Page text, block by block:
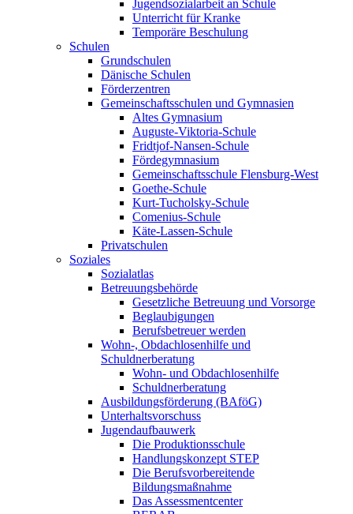
Jugendsozialarbeit an Schule
Unterricht für Kranke
Temporäre Beschulung
Schulen
Grundschulen
Dänische Schulen
Förderzentren
Gemeinschaftsschulen und Gymnasien
Altes Gymnasium
Auguste-Viktoria-Schule
Fridtjof-Nansen-Schule
Fördegymnasium
Gemeinschaftsschule Flensburg-West
Goethe-Schule
Kurt-Tucholsky-Schule
Comenius-Schule
Käte-Lassen-Schule
Privatschulen
Soziales
Sozialatlas
Betreuungsbehörde
Gesetzliche Betreuung und Vorsorge
Beglaubigungen
Berufsbetreuer werden
Wohn-, Obdachlosenhilfe und
Schuldnerberatung
Wohn- und Obdachlosenhilfe
Schuldnerberatung
Ausbildungsförderung (BAföG)
Unterhaltsvorschuss
Jugendaufbauwerk
Die Produktionsschule
Handlungskonzept STEP
Die Berufsvorbereitende
Bildungsmaßnahme
Das Assessmentcenter